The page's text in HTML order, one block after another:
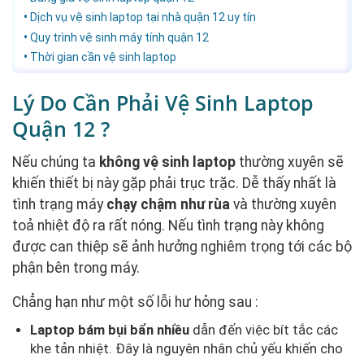
Dịch vụ vệ sinh laptop tại nhà quận 12 uy tín
Quy trình vệ sinh máy tính quận 12
Thời gian cần vệ sinh laptop
Lý Do Cần Phải Vệ Sinh Laptop
Quận 12 ?
Nếu chúng ta không vệ sinh laptop thường xuyên sẽ
khiến thiết bị này gặp phải trục trặc. Dễ thấy nhất là
tình trạng máy chạy chậm như rùa và thường xuyên
toả nhiệt độ ra rất nóng. Nếu tình trạng này không
được can thiệp sẽ ảnh hưởng nghiêm trọng tới các bộ
phận bên trong máy.
Chẳng hạn như một số lỗi hư hỏng sau :
Laptop bám bụi bẩn nhiềudẫn đến việc bít tắc các
khe tản nhiệt. Đây là nguyên nhân chủ yếu khiến cho